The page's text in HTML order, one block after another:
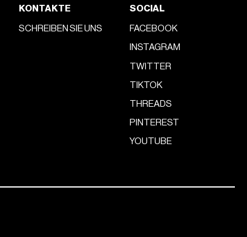
KONTAKTE
SCHREIBEN SIE UNS
SOCIAL
FACEBOOK
INSTAGRAM
TWITTER
TIKTOK
THREADS
PINTEREST
YOUTUBE